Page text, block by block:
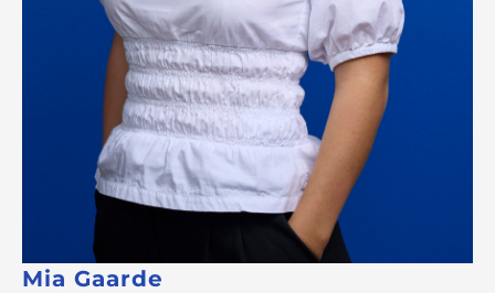
Mia Gaarde